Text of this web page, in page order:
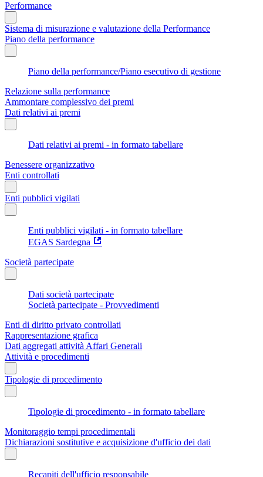
Performance
Sistema di misurazione e valutazione della Performance
Piano della performance
Piano della performance/Piano esecutivo di gestione
Relazione sulla performance
Ammontare complessivo dei premi
Dati relativi ai premi
Dati relativi ai premi - in formato tabellare
Benessere organizzativo
Enti controllati
Enti pubblici vigilati
Enti pubblici vigilati - in formato tabellare
EGAS Sardegna
Società partecipate
Dati società partecipate
Società partecipate - Provvedimenti
Enti di diritto privato controllati
Rappresentazione grafica
Dati aggregati attività Affari Generali
Attività e procedimenti
Tipologie di procedimento
Tipologie di procedimento - in formato tabellare
Monitoraggio tempi procedimentali
Dichiarazioni sostitutive e acquisizione d'ufficio dei dati
Recapiti dell'ufficio responsabile